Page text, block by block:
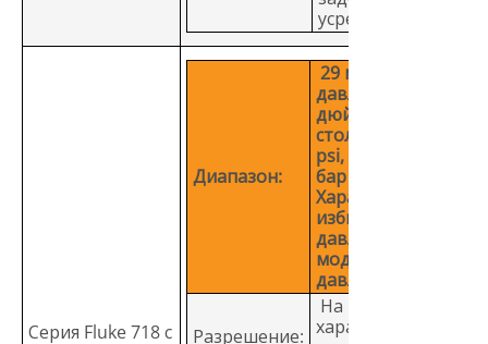
усреднение
Серия Fluke 718 с
Диапазон:
29 модулей
давления, 0-1
дюймов вод.
столба до 10 000
psi, 2,5 мбар - 700
бар
Характеристики
избыточного
давления
модулей
давления
Разрешение:
На
характеристики